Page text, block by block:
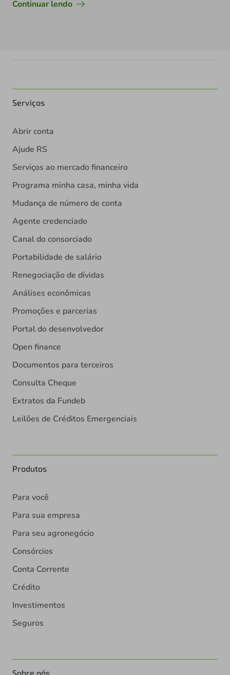
Continuar lendo
Serviços
Abrir conta
Ajude RS
Serviços ao mercado financeiro
Programa minha casa, minha vida
Mudança de número de conta
Agente credenciado
Canal do consorciado
Portabilidade de salário
Renegociação de dívidas
Análises econômicas
Promoções e parcerias
Portal do desenvolvedor
Open finance
Documentos para terceiros
Consulta Cheque
Extratos da Fundeb
Leilões de Créditos Emergenciais
Produtos
Para você
Para sua empresa
Para seu agronegócio
Consórcios
Conta Corrente
Crédito
Investimentos
Seguros
Sobre nós